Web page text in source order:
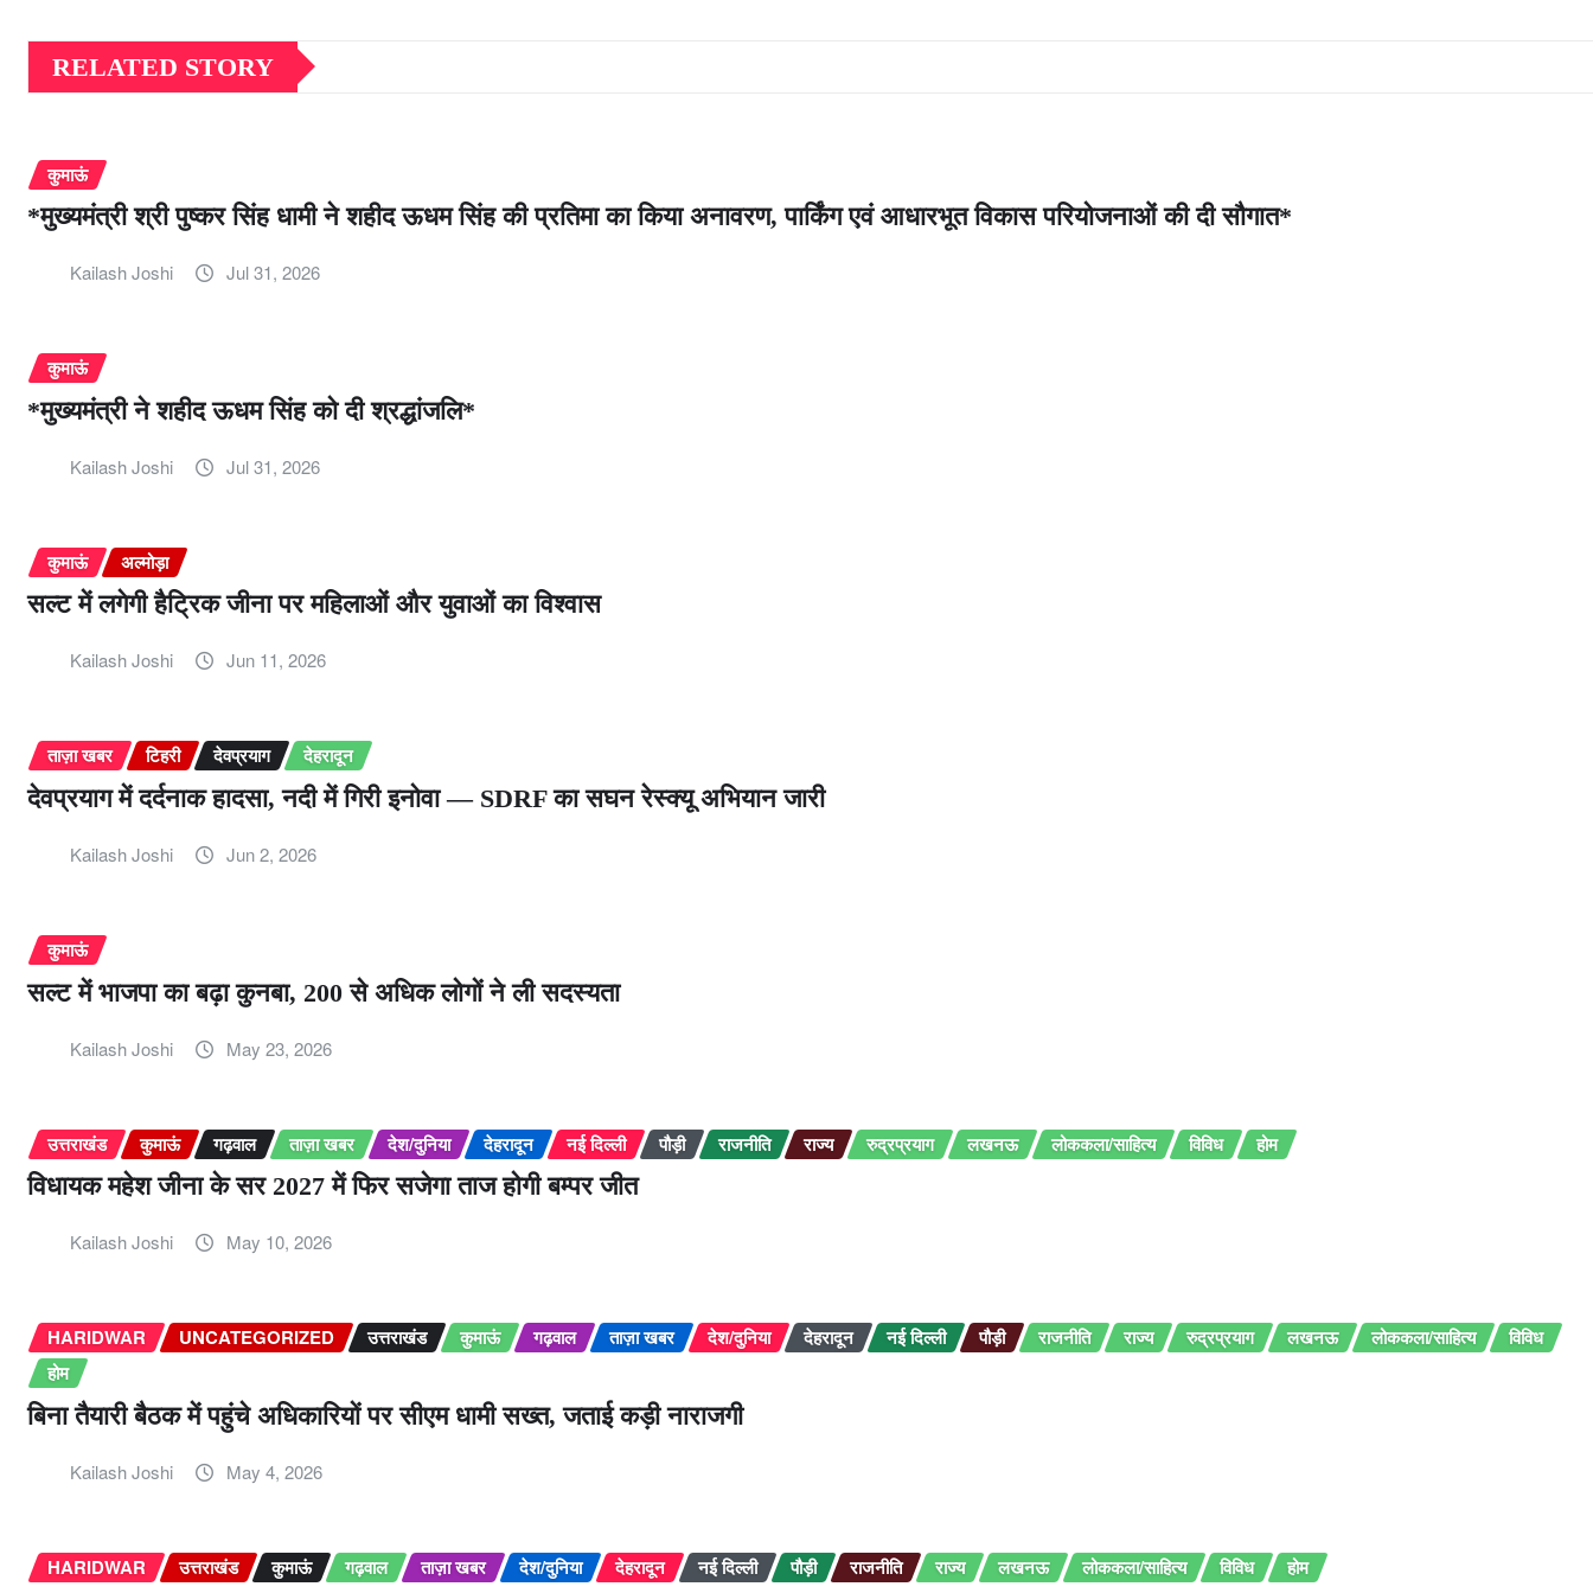
RELATED STORY
कुमाऊं
*मुख्यमंत्री श्री पुष्कर सिंह धामी ने शहीद ऊधम सिंह की प्रतिमा का किया अनावरण, पार्किंग एवं आधारभूत विकास परियोजनाओं की दी सौगात*
Kailash Joshi Jul 31, 2026
कुमाऊं
*मुख्यमंत्री ने शहीद ऊधम सिंह को दी श्रद्धांजलि*
Kailash Joshi Jul 31, 2026
कुमाऊं अल्मोड़ा
सल्ट में लगेगी हैट्रिक जीना पर महिलाओं और युवाओं का विश्वास
Kailash Joshi Jun 11, 2026
ताज़ा खबर टिहरी देवप्रयाग देहरादून
देवप्रयाग में दर्दनाक हादसा, नदी में गिरी इनोवा — SDRF का सघन रेस्क्यू अभियान जारी
Kailash Joshi Jun 2, 2026
कुमाऊं
सल्ट में भाजपा का बढ़ा कुनबा, 200 से अधिक लोगों ने ली सदस्यता
Kailash Joshi May 23, 2026
उत्तराखंड कुमाऊं गढ़वाल ताज़ा खबर देश/दुनिया देहरादून नई दिल्ली पौड़ी राजनीति राज्य रुद्रप्रयाग लखनऊ लोककला/साहित्य विविध होम
विधायक महेश जीना के सर 2027 में फिर सजेगा ताज होगी बम्पर जीत
Kailash Joshi May 10, 2026
HARIDWAR UNCATEGORIZED उत्तराखंड कुमाऊं गढ़वाल ताज़ा खबर देश/दुनिया देहरादून नई दिल्ली पौड़ी राजनीति राज्य रुद्रप्रयाग लखनऊ लोककला/साहित्य
विविध
होम
बिना तैयारी बैठक में पहुंचे अधिकारियों पर सीएम धामी सख्त, जताई कड़ी नाराजगी
Kailash Joshi May 4, 2026
HARIDWAR उत्तराखंड कुमाऊं गढ़वाल ताज़ा खबर देश/दुनिया देहरादून नई दिल्ली पौड़ी राजनीति राज्य लखनऊ लोककला/साहित्य विविध होम